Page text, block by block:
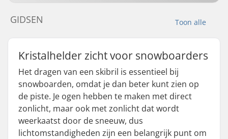
Toon alle
GIDSEN
Kristalhelder zicht voor snowboarders
Het dragen van een skibril is essentieel bij
snowboarden, omdat je dan beter kunt zien op
de piste. Je ogen hebben te maken met direct
zonlicht, maar ook met zonlicht dat wordt
weerkaatst door de sneeuw, dus
lichtomstandigheden zijn een belangrijk punt om